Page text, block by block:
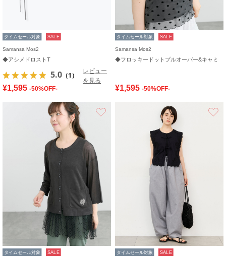
タイムセール対象 SALE
Samansa Mos2
◆アシメドロストT
5.0 （1）
レビュー
を見る
¥1,595 -50%OFF-
タイムセール対象 SALE
Samansa Mos2
◆フロッキードットプルオーバー&キャミ
¥1,595 -50%OFF-
タイムセール対象 SALE タイムセール対象 SALE